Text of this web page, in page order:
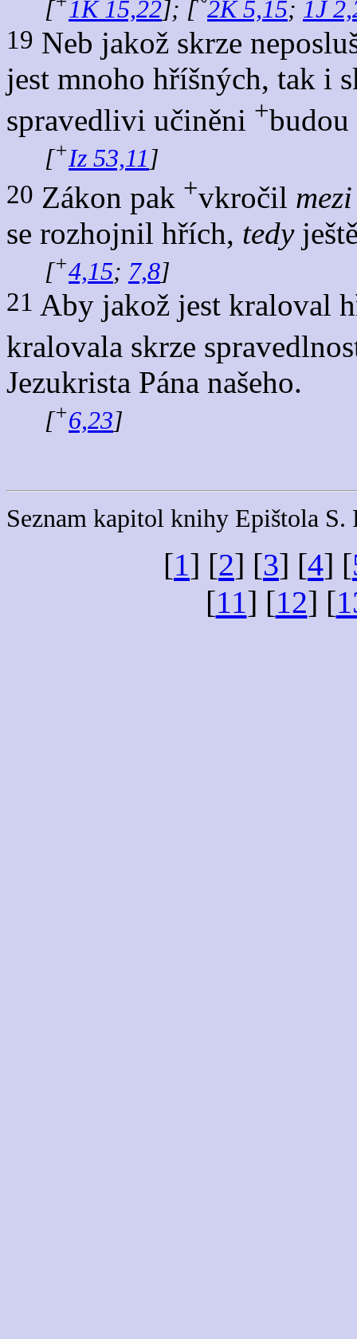
[ 1K 15,22]; [ 2K 5,15; 1J
19 Neb jakož skrze
jest mnoho hříšných, tak i
spravedlivi učiněni +
[+Iz 53,11]
20 Zákon pak +vkročil
se rozhojnil hřích, tedy
[+4,15; 7,8]
21 Aby jakož jest kraloval
kralovala skrze
Jezukrista Pána našeho.
[+6,23]
Seznam kapitol knihy Epištola S.
[1] [2] [3] [4] [
[11] [12] [